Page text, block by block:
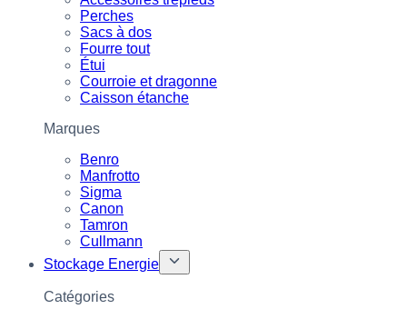
Perches
Sacs à dos
Fourre tout
Étui
Courroie et dragonne
Caisson étanche
Marques
Benro
Manfrotto
Sigma
Canon
Tamron
Cullmann
Stockage Energie
Catégories